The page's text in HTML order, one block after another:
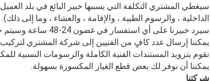
سيغطي المشتري التكلفة التي يسببها خبير البائع في بلد
الداخلية ، والرسوم الطبية ، والإقامة ، والعشاء ، وما إلى ذلك).
سيرد خبيرنا على أي استفسار في غضون 24-48 ساعة وسيتم حله في أقرب وقت ممكن.
يمكننا إرسال عدد كافٍ من الفنيين إلى شركة المشتري لتركيب
نقوم بتزويد المستندات الفنية الكاملة والرسومات النسبية
يمكننا أن نوفر لك بعض قطع الغيار المكسورة بسهولة.
شركتنا